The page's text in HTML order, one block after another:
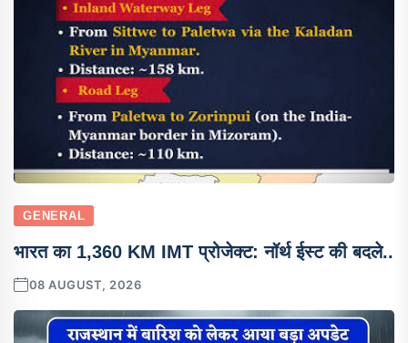
GENERAL
भारत का 1,360 KM IMT प्रोजेक्ट: नॉर्थ ईस्ट की बदले..
08 AUGUST, 2026